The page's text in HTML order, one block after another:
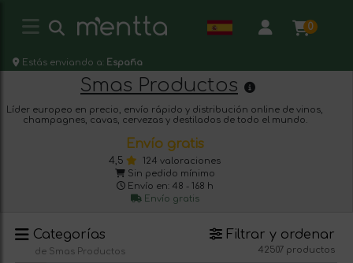
0
Estás enviando a: España
Smas Productos
Líder europeo en precio, envío rápido y distribución online de vinos,
champagnes, cavas, cervezas y destilados de todo el mundo.
Envío gratis
4,5
124 valoraciones
Sin pedido mínimo
Envío en: 48 - 168 h
Envío gratis
Categorías
de Smas Productos
Filtrar y ordenar
42507 productos